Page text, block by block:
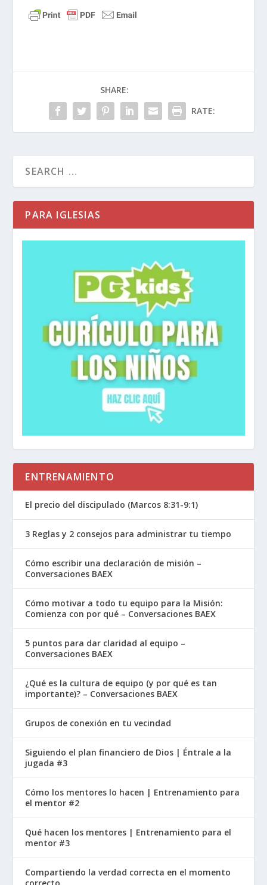
SHARE:
RATE:
PARA IGLESIAS
ENTRENAMIENTO
El precio del discipulado (Marcos 8:31-9:1)
3 Reglas y 2 consejos para administrar tu tiempo
Cómo escribir una declaración de misión –
Conversaciones BAEX
Cómo motivar a todo tu equipo para la Misión:
Comienza con por qué – Conversaciones BAEX
5 puntos para dar claridad al equipo –
Conversaciones BAEX
¿Qué es la cultura de equipo (y por qué es tan
importante)? – Conversaciones BAEX
Grupos de conexión en tu vecindad
Siguiendo el plan financiero de Dios | Éntrale a la
jugada #3
Cómo los mentores lo hacen | Entrenamiento para
el mentor #2
Qué hacen los mentores | Entrenamiento para el
mentor #3
Compartiendo la verdad correcta en el momento
correcto